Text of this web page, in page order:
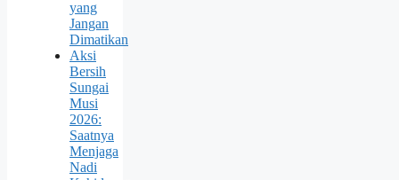
yang
Jangan
Dimatikan
Aksi
Bersih
Sungai
Musi
2026:
Saatnya
Menjaga
Nadi